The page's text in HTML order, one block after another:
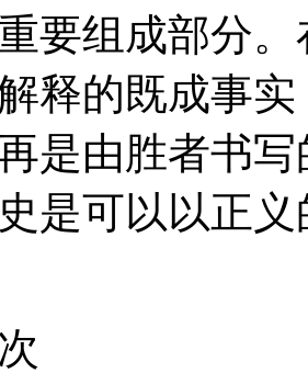
要组成部分
释的既成事
是由胜者书
是可以以正